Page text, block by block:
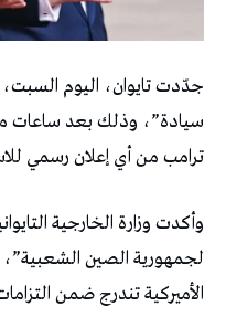
جدّدت تايوان، اليوم
سيادة”، وذلك بعد ساعات
ترامب من أي إعلان رسمي
وأكدت وزارة الخارجية
لجمهورية الصين
الأميركية تندرج ضمن